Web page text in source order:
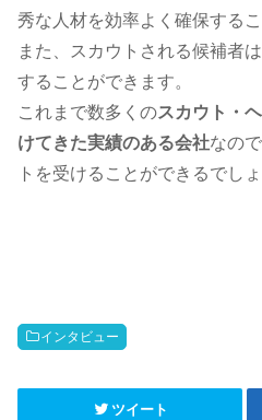
秀な人材を効率よく確保するこ
また、スカウトされる候補者
することができます。
これまで数多くのスカウト・
けてきた実績のある会社なの
トを受けることができるでしょ
インタビュー
ツイート